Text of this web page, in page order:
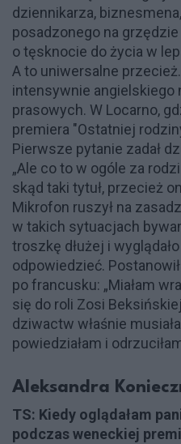
dziennikarza,
posadzonego na
o tęsknocie do życia w
A to uniwersalne
intensywnie
prasowych. W Locarno,
premiera "Ostatniej
Pierwsze pytanie zadał
„Ale co to w ogóle za
skąd taki tytuł, przecież
Mikrofon ruszył na
w takich sytuacjach
troszkę dłużej i
odpowiedzieć.
po francusku: „Miałam
się do roli Zosi
dziwactw właśnie
powiedziałam i
Aleksandra
TS: Kiedy oglądałam
podczas weneckiej